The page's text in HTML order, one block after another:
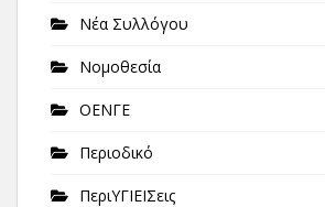
Νέα Συλλόγου
Νομοθεσία
ΟΕΝΓΕ
Περιοδικό
ΠεριΥΓΙΕΙΣεις